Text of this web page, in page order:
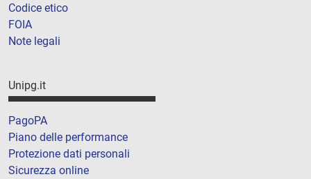
Codice etico
FOIA
Note legali
Unipg.it
PagoPA
Piano delle performance
Protezione dati personali
Sicurezza online